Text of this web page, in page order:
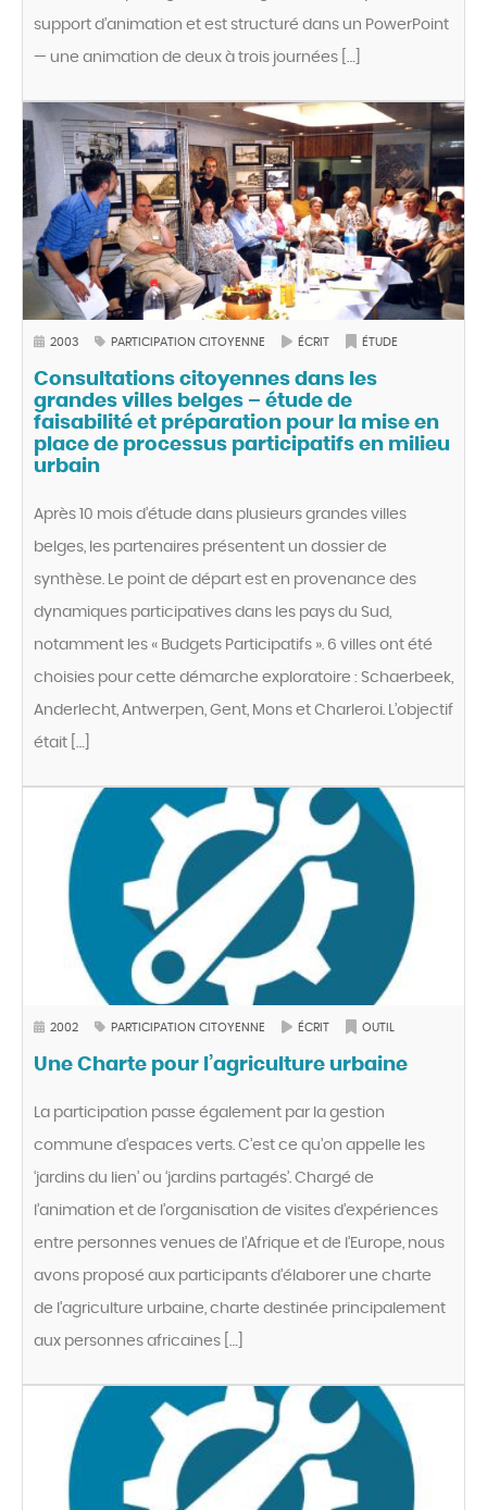
support d’animation et est structuré dans un PowerPoint
— une animation de deux à trois journées […]
2003 PARTICIPATION CITOYENNE ÉCRIT ÉTUDE
Consultations citoyennes dans les
grandes villes belges – étude de
faisabilité et préparation pour la mise en
place de processus participatifs en milieu
urbain
Après 10 mois d’étude dans plusieurs grandes villes
belges, les partenaires présentent un dossier de
synthèse. Le point de départ est en provenance des
dynamiques participatives dans les pays du Sud,
notamment les « Budgets Participatifs ». 6 villes ont été
choisies pour cette démarche exploratoire : Schaerbeek,
Anderlecht, Antwerpen, Gent, Mons et Charleroi. L’objectif
était […]
2002 PARTICIPATION CITOYENNE ÉCRIT OUTIL
Une Charte pour l’agriculture urbaine
La participation passe également par la gestion
commune d’espaces verts. C’est ce qu’on appelle les
‘jardins du lien’ ou ‘jardins partagés’. Chargé de
l’animation et de l’organisation de visites d’expériences
entre personnes venues de l’Afrique et de l’Europe, nous
avons proposé aux participants d’élaborer une charte
de l’agriculture urbaine, charte destinée principalement
aux personnes africaines […]